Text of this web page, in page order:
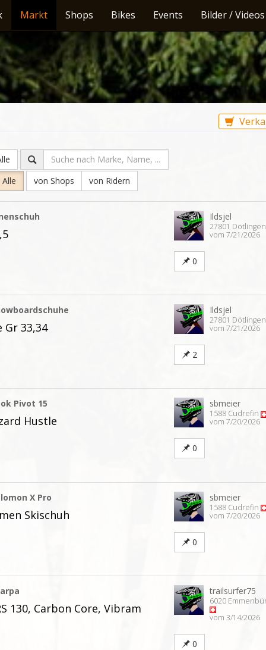
Markt Shops Bikes Events Bilder / Videos
Alle
von Shops von Ridern
Ildsjel
27801
vom 7/21/2026
0
Gr 33,34
Ildsjel
27801
vom 7/21/2026
2
Pivot 15
Hustle
sbmeier
1588 Cudrefin
vom 7/20/2026
0
X Pro
Skischuh
sbmeier
1588 Cudrefin
vom 7/20/2026
0
130, Carbon Core, Vibram
trailsurfer75
6020
vom 3/14/2026
0